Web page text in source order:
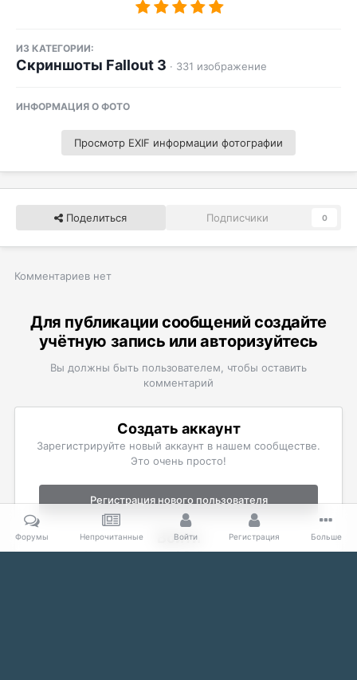
ИЗ КАТЕГОРИИ:
Скриншоты Fallout 3 · 331 изображение
ИНФОРМАЦИЯ О ФОТО
Просмотр EXIF информации фотографии
Поделиться Подписчики 0
Комментариев нет
Для публикации сообщений создайте
учётную запись или авторизуйтесь
Вы должны быть пользователем, чтобы оставить
комментарий
Создать аккаунт
Зарегистрируйте новый аккаунт в нашем сообществе.
Это очень просто!
Регистрация нового пользователя
Войти
Уже есть аккаунт? Войти в систему.
Форумы Непрочитанные Войти Регистрация Больше